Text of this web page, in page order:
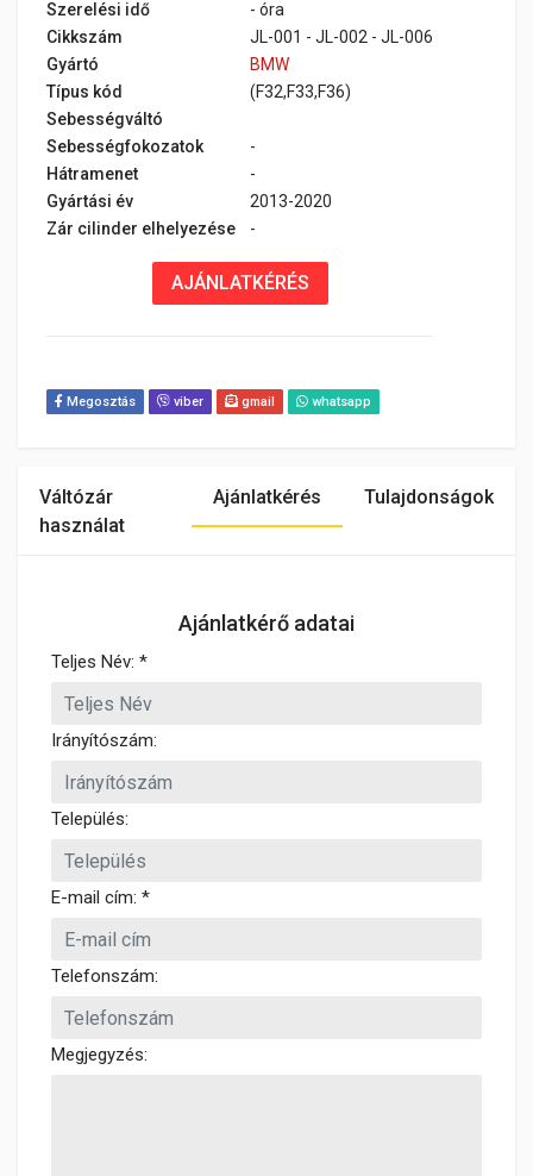
Szerelési idő
- óra
Cikkszám
JL-001 - JL-002 - JL-006
Gyártó
BMW
Típus kód
(F32,F33,F36)
Sebességváltó
Sebességfokozatok
-
Hátramenet
-
Gyártási év
2013-2020
Zár cilinder elhelyezése
-
AJÁNLATKÉRÉS
Megosztás viber gmail whatsapp
Váltózár
használat
Ajánlatkérés Tulajdonságok
Ajánlatkérő adatai
Teljes Név: *
Irányítószám:
Település:
E-mail cím: *
Telefonszám:
Megjegyzés: